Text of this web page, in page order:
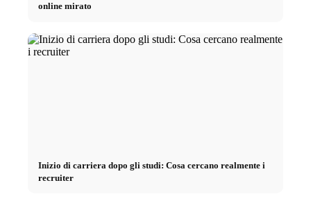
online mirato
Inizio di carriera dopo gli studi: Cosa cercano realmente i
recruiter